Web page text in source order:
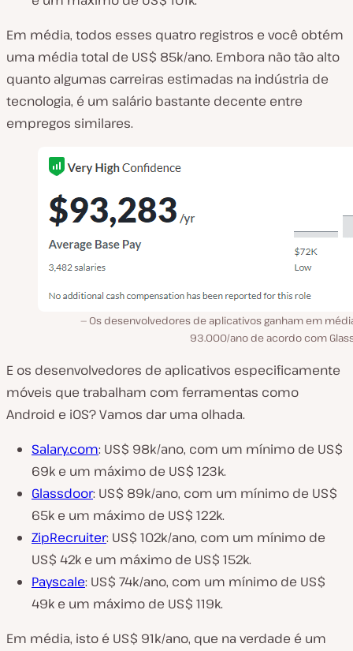
Em média, todos esses quatro registros e você obtém
uma média total de US$ 85k/ano. Embora não tão alto
quanto algumas carreiras estimadas na indústria de
tecnologia, é um salário bastante decente entre
empregos similares.
Os desenvolvedores de aplicativos ganham em
93.000/ano de acordo com
E os desenvolvedores de aplicativos especificamente
móveis que trabalham com ferramentas como
Android e iOS? Vamos dar uma olhada.
Salary.com: US$ 98k/ano, com um mínimo de US$
69k e um máximo de US$ 123k.
Glassdoor: US$ 89k/ano, com um mínimo de US$
65k e um máximo de US$ 122k.
ZipRecruiter: US$ 102k/ano, com um mínimo de
US$ 42k e um máximo de US$ 152k.
Payscale: US$ 74k/ano, com um mínimo de US$
49k e um máximo de US$ 119k.
Em média, isto é US$ 91k/ano, que na verdade é um